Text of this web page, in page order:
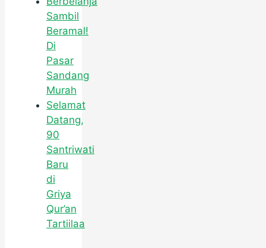
Sambil
Beramal!
Di
Pasar
Sandang
Murah
Selamat
Datang,
90
Santriwati
Baru
di
Griya
Qur’an
Tartiilaa